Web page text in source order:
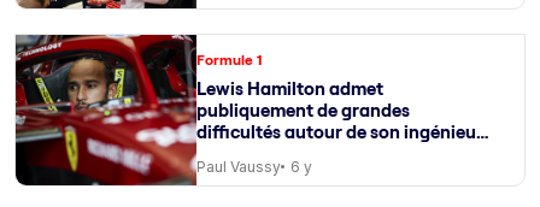
Formule 1
Lewis Hamilton admet
publiquement de grandes
difficultés autour de son ingénieur
Paul Vaussy 6 y